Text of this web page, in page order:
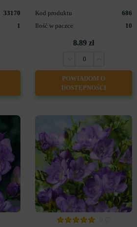
33170
1
Kod produktu
686
Ilość w paczce
10
8.89 zł
POWIADOM O
DOSTĘPNOŚCI